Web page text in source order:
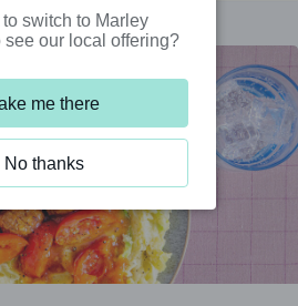
switch to Marley
see our local offering?
me there
No thanks